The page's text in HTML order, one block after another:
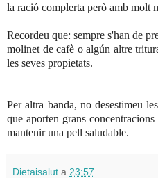
la ració complerta però amb molt
Recordeu que: sempre s'han de
molinet de cafè o algún altre
les seves propietats.
Per altra banda, no desestimeu
que aporten grans
mantenir una pell saludable.
Dietaisalut a 23:57